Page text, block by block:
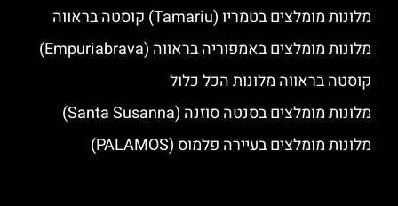
מלונות מומלצים בטמריו (Tamariu) קוסטה בראווה
מלונות מומלצים באמפוריה בראווה (Empuriabrava)
קוסטה בראווה מלונות הכל כלול
מלונות מומלצים בסנטה סוזנה (Santa Susanna)
מלונות מומלצים בעיירה פלמוס (PALAMOS)